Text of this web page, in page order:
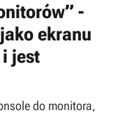
-
ekranu
jest
do monitora,